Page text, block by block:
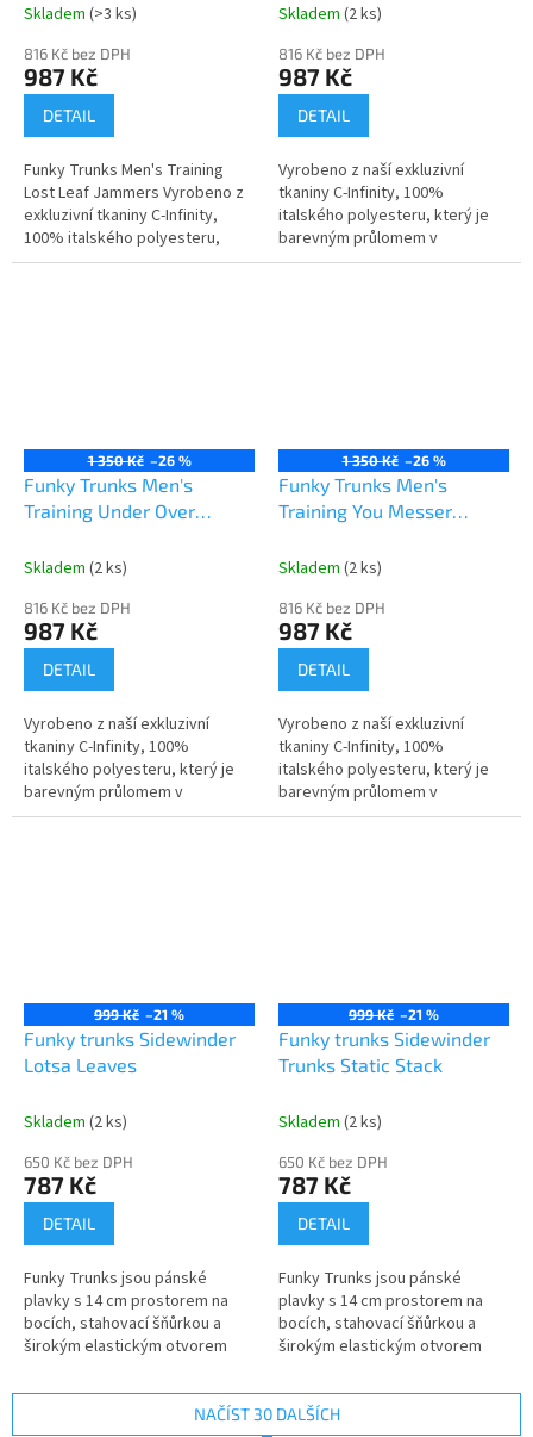
Skladem (>3 ks)
816 Kč bez DPH
987 Kč
DETAIL
Funky Trunks Men's Training
Lost Leaf Jammers Vyrobeno z
exkluzivní tkaniny C-Infinity,
100% italského polyesteru,
který je barevným průlomem v
Skladem (2 ks)
816 Kč bez DPH
987 Kč
DETAIL
Vyrobeno z naší exkluzivní
tkaniny C-Infinity, 100%
italského polyesteru, který je
barevným průlomem v
technologii tkanin odolných vůči
1 350 Kč –26 %
Funky Trunks Men's
Training Under Over
Skladem (2 ks)
816 Kč bez DPH
987 Kč
DETAIL
Vyrobeno z naší exkluzivní
tkaniny C-Infinity, 100%
italského polyesteru, který je
barevným průlomem v
technologii tkanin odolných vůči
1 350 Kč –26 %
Funky Trunks Men's
Training You Messer
Skladem (2 ks)
816 Kč bez DPH
987 Kč
DETAIL
Vyrobeno z naší exkluzivní
tkaniny C-Infinity, 100%
italského polyesteru, který je
barevným průlomem v
technologii tkanin odolných vůči
999 Kč –21 %
Funky trunks Sidewinder
Lotsa Leaves
Skladem (2 ks)
650 Kč bez DPH
787 Kč
DETAIL
Funky Trunks jsou pánské
plavky s 14 cm prostorem na
bocích, stahovací šňůrkou a
širokým elastickým otvorem
z exkluzivní tkaniny C-Infinity,
999 Kč –21 %
Funky trunks Sidewinder
Trunks Static Stack
Skladem (2 ks)
650 Kč bez DPH
787 Kč
DETAIL
Funky Trunks jsou pánské
plavky s 14 cm prostorem na
bocích, stahovací šňůrkou a
širokým elastickým otvorem
z exkluzivní tkaniny C-Infinity,
100%...
NAČÍST 30 DALŠÍCH